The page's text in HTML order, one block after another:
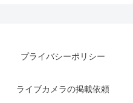
プライバシーポリシー
ライブカメラの掲載依頼